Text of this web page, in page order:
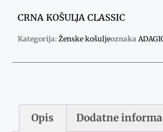
CRNA KOŠULJA CLASSIC
Kategorija: Ženske košuljeoznaka
Opis Dodatne